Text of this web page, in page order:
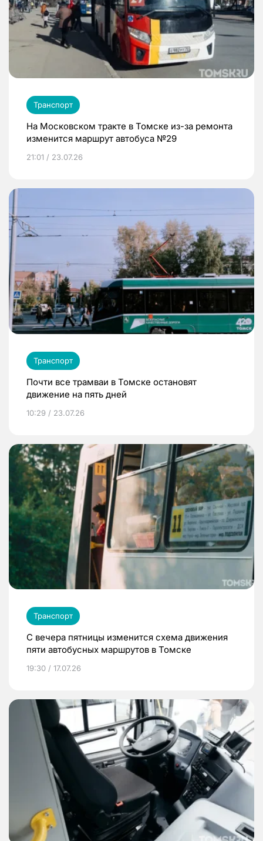
Транспорт
На Московском тракте в Томске из-за ремонта
изменится маршрут автобуса №29
21:01 / 23.07.26
Транспорт
Почти все трамваи в Томске остановят
движение на пять дней
10:29 / 23.07.26
Транспорт
С вечера пятницы изменится схема движения
пяти автобусных маршрутов в Томске
19:30 / 17.07.26